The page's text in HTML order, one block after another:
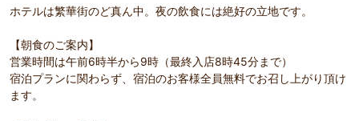
ホテルは繁華街のど真ん中。夜の飲食には絶好の立地です。
【朝食のご案内】
営業時間は午前6時半から9時（最終入店8時45分まで）
宿泊プランに関わらず、宿泊のお客様全員無料でお召し上がり頂け
ます。